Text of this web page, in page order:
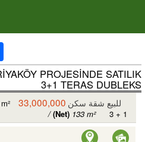
PROJESİNDE SATILIK
3+1 TERAS DUBLEKS
للبيع شقة سكن 33,000,000 TL
/(Net) 133 m² 3 + 1